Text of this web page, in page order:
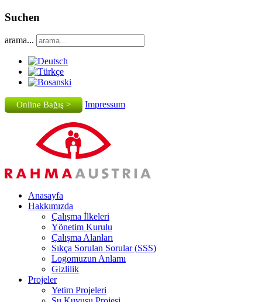
Suchen
arama...
Online Bağış > Impressum
Anasayfa
Hakkımızda
Çalışma İlkeleri
Yönetim Kurulu
Çalışma Alanları
Sıkça Sorulan Sorular (SSS)
Logomuzun Anlamı
Gizlilik
Projeler
Yetim Projeleri